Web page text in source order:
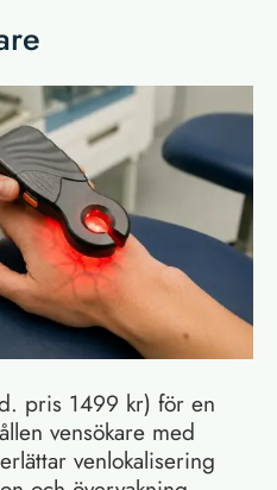
pris 1499 kr) för en
vensökare med
venlokalisering